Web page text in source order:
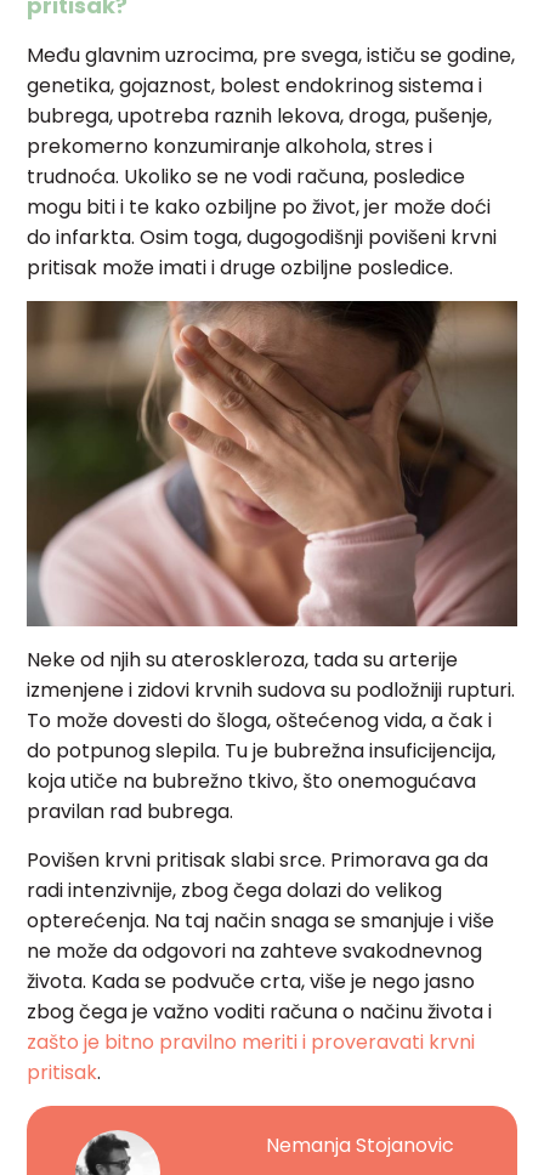
Među glavnim uzrocima, pre svega, ističu se godine,
genetika, gojaznost, bolest endokrinog sistema i
bubrega, upotreba raznih lekova, droga, pušenje,
prekomerno konzumiranje alkohola, stres i
trudnoća. Ukoliko se ne vodi računa, posledice
mogu biti i te kako ozbiljne po život, jer može doći
do infarkta. Osim toga, dugogodišnji povišeni krvni
pritisak može imati i druge ozbiljne posledice.
Neke od njih su ateroskleroza, tada su arterije
izmenjene i zidovi krvnih sudova su podložniji rupturi.
To može dovesti do šloga, oštećenog vida, a čak i
do potpunog slepila. Tu je bubrežna insuficijencija,
koja utiče na bubrežno tkivo, što onemogućava
pravilan rad bubrega.
Povišen krvni pritisak slabi srce. Primorava ga da
radi intenzivnije, zbog čega dolazi do velikog
opterećenja. Na taj način snaga se smanjuje i više
ne može da odgovori na zahteve svakodnevnog
života. Kada se podvuče crta, više je nego jasno
zbog čega je važno voditi računa o načinu života i
zašto je bitno pravilno meriti i proveravati krvni
pritisak.
Nemanja Stojanovic